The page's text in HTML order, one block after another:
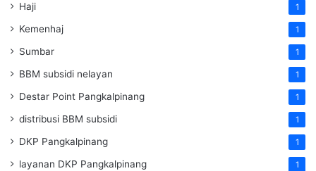
Haji 1
Kemenhaj 1
Sumbar 1
BBM subsidi nelayan 1
Destar Point Pangkalpinang 1
distribusi BBM subsidi 1
DKP Pangkalpinang 1
layanan DKP Pangkalpinang 1